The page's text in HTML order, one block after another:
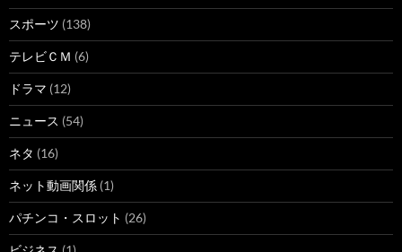
スポーツ (138)
テレビＣＭ (6)
ドラマ (12)
ニュース (54)
ネタ (16)
ネット動画関係 (1)
パチンコ・スロット (26)